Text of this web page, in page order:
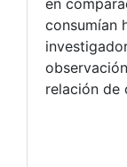
consumían
relación de